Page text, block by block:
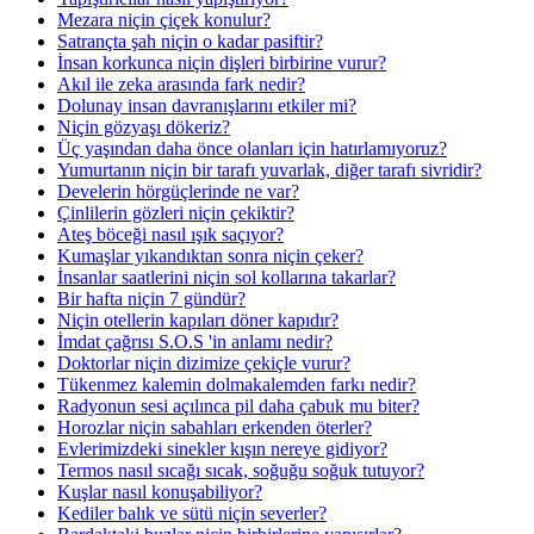
Mezara niçin çiçek konulur?
Satrançta şah niçin o kadar pasiftir?
İnsan korkunca niçin dişleri birbirine vurur?
Akıl ile zeka arasında fark nedir?
Dolunay insan davranışlarını etkiler mi?
Niçin gözyaşı dökeriz?
Üç yaşından daha önce olanları için hatırlamıyoruz?
Yumurtanın niçin bir tarafı yuvarlak, diğer tarafı sivridir?
Develerin hörgüçlerinde ne var?
Çinlilerin gözleri niçin çekiktir?
Ateş böceği nasıl ışık saçıyor?
Kumaşlar yıkandıktan sonra niçin çeker?
İnsanlar saatlerini niçin sol kollarına takarlar?
Bir hafta niçin 7 gündür?
Niçin otellerin kapıları döner kapıdır?
İmdat çağrısı S.O.S 'in anlamı nedir?
Doktorlar niçin dizimize çekiçle vurur?
Tükenmez kalemin dolmakalemden farkı nedir?
Radyonun sesi açılınca pil daha çabuk mu biter?
Horozlar niçin sabahları erkenden öterler?
Evlerimizdeki sinekler kışın nereye gidiyor?
Termos nasıl sıcağı sıcak, soğuğu soğuk tutuyor?
Kuşlar nasıl konuşabiliyor?
Kediler balık ve sütü niçin severler?